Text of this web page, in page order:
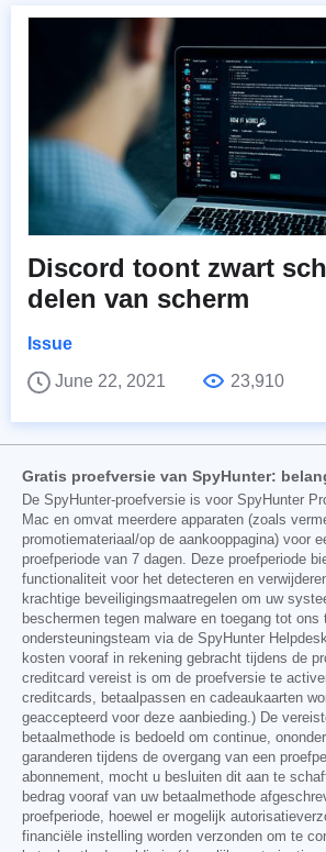
Discord toont zwart
delen van scherm
Issue
June 22, 2021
23,910
Gratis proefversie van SpyHunter:
De SpyHunter-proefversie is voor SpyHunter
Mac en omvat meerdere apparaten (zoals
promotiemateriaal/op de aankooppagina) voor
proefperiode van 7 dagen. Deze proefperiode
functionaliteit voor het detecteren en
krachtige beveiligingsmaatregelen om uw
beschermen tegen malware en toegang tot ons
ondersteuningsteam via de SpyHunter
kosten vooraf in rekening gebracht tijdens de
creditcard vereist is om de proefversie te
creditcards, betaalpassen en cadeaukaarten
geaccepteerd voor deze aanbieding.) De
betaalmethode is bedoeld om continue,
garanderen tijdens de overgang van een
abonnement, mocht u besluiten dit aan te
bedrag vooraf van uw betaalmethode
proefperiode, hoewel er mogelijk
financiële instelling worden verzonden om te